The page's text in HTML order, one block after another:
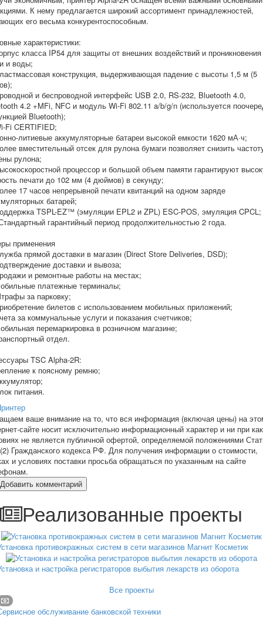
К нему предлагается широкий ассортимент принадлежностей,
его весьма конкурентоспособным.
характеристики:
класса IP54 для защиты от внешних воздействий и проникновения
и воды;
конструкция, выдерживающая падение с высоты 1,5 м (5
и беспроводной интерфейс USB 2.0, RS-232, Bluetooth 4.0,
4.2 +MFi, NFC и модуль Wi-Fi 802.11 a/b/g/n (используется
Bluetooth);
Fi CERTIFIED;
литиевые аккумуляторные батареи высокой емкости 1620 мА·ч;
вместительный отсек для рулона бумаги позволяет снизить
рулона;
процессор и большой объем памяти гарантируют
печати до 102 мм (4 дюймов) в секунду;
17 часов непрерывной печати квитанций на одном заряде
батарей;
TSPL-EZ™ (эмуляции EPL2 и ZPL) ESC-POS, эмуляция CPCL;
гарантийный период продолжительностью 2 года.
применения
прямой доставки в магазин (Direct Store Deliveries, DSD);
доставки и вывоза;
и ремонтные работы на местах;
платежные терминалы;
за парковку;
билетов с использованием мобильных приложений;
за коммунальные услуги и показания счетчиков;
перемаркировка в розничном магазине;
отдел.
TSC Alpha-2R:
к поясному ремню;
питания.
ваше внимание на то, что вся информация (включая цены) на
сайте носит исключительно информационный характер и ни при
не является публичной офертой, определяемой положениями
Гражданского кодекса РФ. Для получения информации о стоимости,
и условиях поставки просьба обращаться по указанным на сайте
Добавить комментарий
Реализованные проекты
противокражных систем в сети магазинов Магнит Косметик
и настройка регистраторов выбытия лекарств из оборота
Все проекты
обслуживание банковской техники